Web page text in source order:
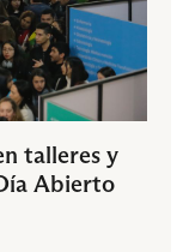
talleres y
Abierto